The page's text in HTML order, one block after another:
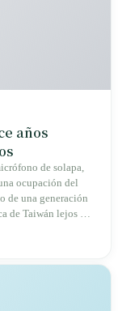
años
de solapa,
ocupación del
de una generación
de Taiwán lejos de
exigían no se